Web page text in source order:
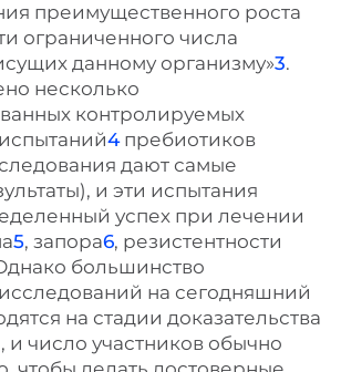
преимущественного роста
ограниченного числа
данному организму»3.
несколько
контролируемых
4пребиотиков
дают самые
и эти испытания
успех при лечении
5, запора6, резистентности
большинство
на сегодняшний
на стадии доказательства
и число участников обычно